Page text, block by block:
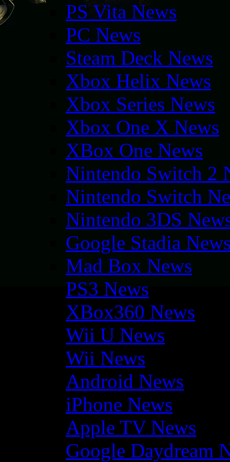
PS Vita News
PC News
Steam Deck News
Xbox Helix News
Xbox Series News
Xbox One X News
XBox One News
Nintendo Switch 2
Nintendo Switch
Nintendo 3DS
Google Stadia
Mad Box News
PS3 News
XBox360 News
Wii U News
Wii News
Android News
iPhone News
Apple TV News
Google Daydream